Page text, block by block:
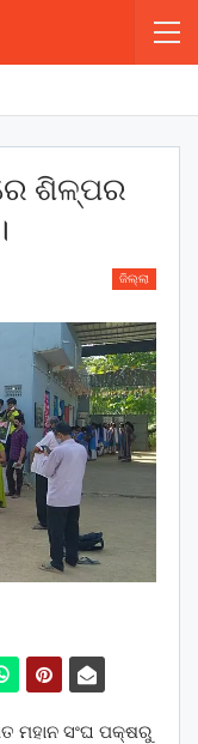
ଶିଳ୍ପର
ଜିଲ୍ଲା
ମହାନ ସଂଘ ପକ୍ଷରୁ